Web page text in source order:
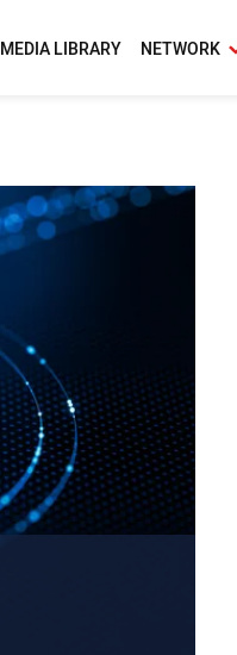
MEDIA LIBRARY NETWORK